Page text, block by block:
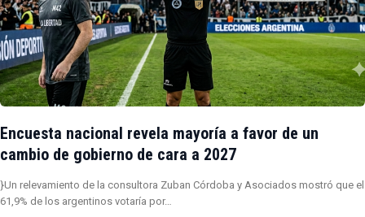
Encuesta nacional revela mayoría a favor de un
cambio de gobierno de cara a 2027
}Un relevamiento de la consultora Zuban Córdoba y Asociados mostró que el
61,9% de los argentinos votaría por…